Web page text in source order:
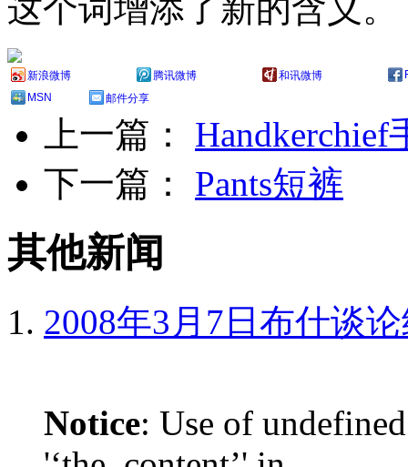
这个词增添了新的含义。
新浪微博 腾讯微博 和讯微博
MSN
邮件分享
上一篇： Handkerchief
下一篇： Pants短裤
其他新闻
2008年3月7日布什谈
Notice: Use of